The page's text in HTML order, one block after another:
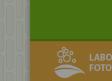
Laboratoř
fotosyntézy